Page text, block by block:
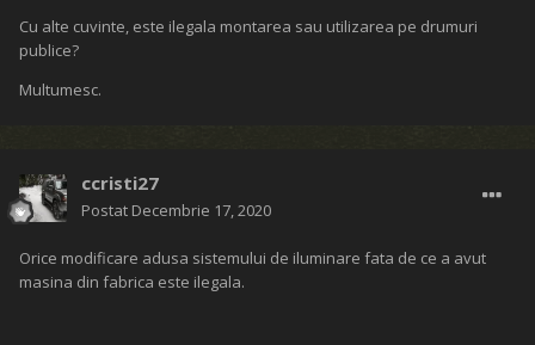
Cu alte cuvinte, este ilegala montarea sau utilizarea pe drumuri
publice?
Multumesc.
ccristi27
Postat Decembrie 17, 2020
Orice modificare adusa sistemului de iluminare fata de ce a avut
masina din fabrica este ilegala.